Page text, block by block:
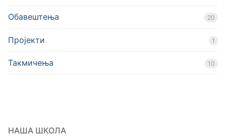
Обавештења 20
Пројекти 1
Такмичења 10
НАША ШКОЛА